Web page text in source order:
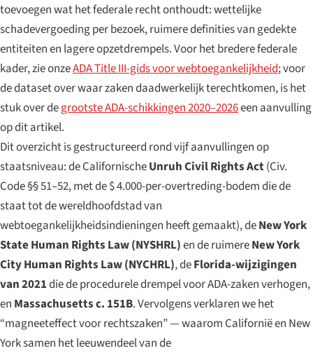
toevoegen wat het federale recht onthoudt: wettelijke
schadevergoeding per bezoek, ruimere definities van gedekte
entiteiten en lagere opzetdrempels. Voor het bredere federale
kader, zie onzeADA Title III-gids voor webtoegankelijkheid; voor
de dataset over waar zaken daadwerkelijk terechtkomen, is het
stuk over degrootste ADA-schikkingen 2020–2026een aanvulling
op dit artikel.
Dit overzicht is gestructureerd rond vijf aanvullingen op
staatsniveau: de CalifornischeUnruh Civil Rights Act(Civ.
Code §§ 51–52, met de $ 4.000-per-overtreding-bodem die de
staat tot de wereldhoofdstad van
webtoegankelijkheidsindieningen heeft gemaakt), deNew York
State Human Rights Law (NYSHRL)en de ruimereNew York
City Human Rights Law (NYCHRL), deFlorida-wijzigingen
van 2021die de procedurele drempel voor ADA-zaken verhogen,
en Massachusetts c. 151B. Vervolgens verklaren we het
“magneeteffect voor rechtszaken” — waarom Californië en New
York samen het leeuwendeel van de